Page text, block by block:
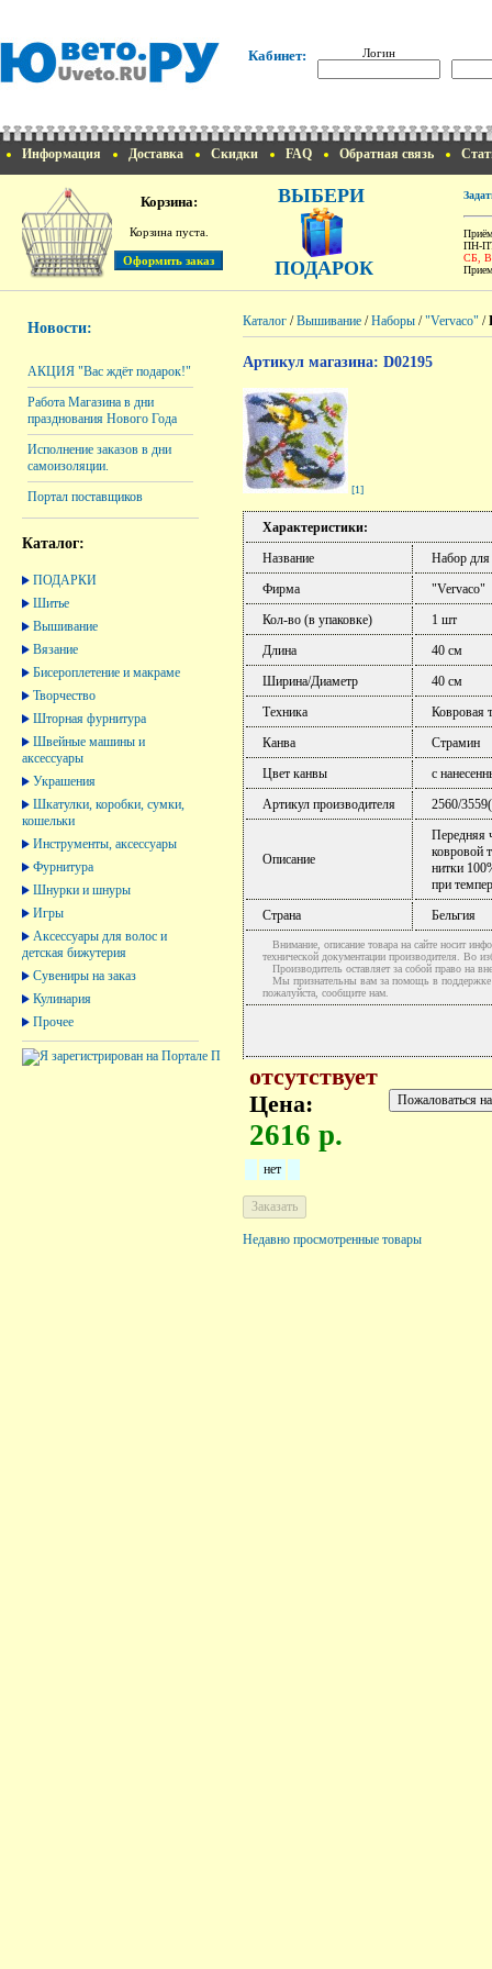
Кабинет: Логин
Информация Доставка Скидки FAQ Обратная связь
Корзина:
Корзина пуста.
ВЫБЕРИ
ПОДАРОК
ПН-
СБ,
Новости:
АКЦИЯ "Вас ждёт подарок!"
Работа Магазина в дни
празднования Нового Года
Исполнение заказов в дни
самоизоляции.
Портал поставщиков
Каталог:
ПОДАРКИ
Шитье
Вышивание
Вязание
Бисероплетение и макраме
Творчество
Шторная фурнитура
Швейные машины и
аксессуары
Украшения
Шкатулки, коробки, сумки,
кошельки
Инструменты, аксессуары
Фурнитура
Шнурки и шнуры
Игры
Аксессуары для волос и
детская бижутерия
Сувениры на заказ
Кулинария
Прочее
Каталог /Вышивание /Наборы /"Vervaco" /
Артикул магазина: D02195
[1]
Характеристики:
Название
Набор
Фирма
"Vervaco"
Кол-во (в упаковке)
1 шт
Длина
40 см
Ширина/Диаметр
40 см
Техника
Ковровая
Канва
Страмин
Цвет канвы
с
Артикул производителя
2560/
Описание
Передняя
ковровой
нитки
при
Страна
Бельгия
Внимание, описание товара на сайте носит
технической документации производителя. Во
Производитель оставляет за собой право на
Мы признательны вам за помощь в поддержке
пожалуйста, сообщите нам.
отсутствует
Цена:
2616 р.
нет
Недавно просмотренные товары